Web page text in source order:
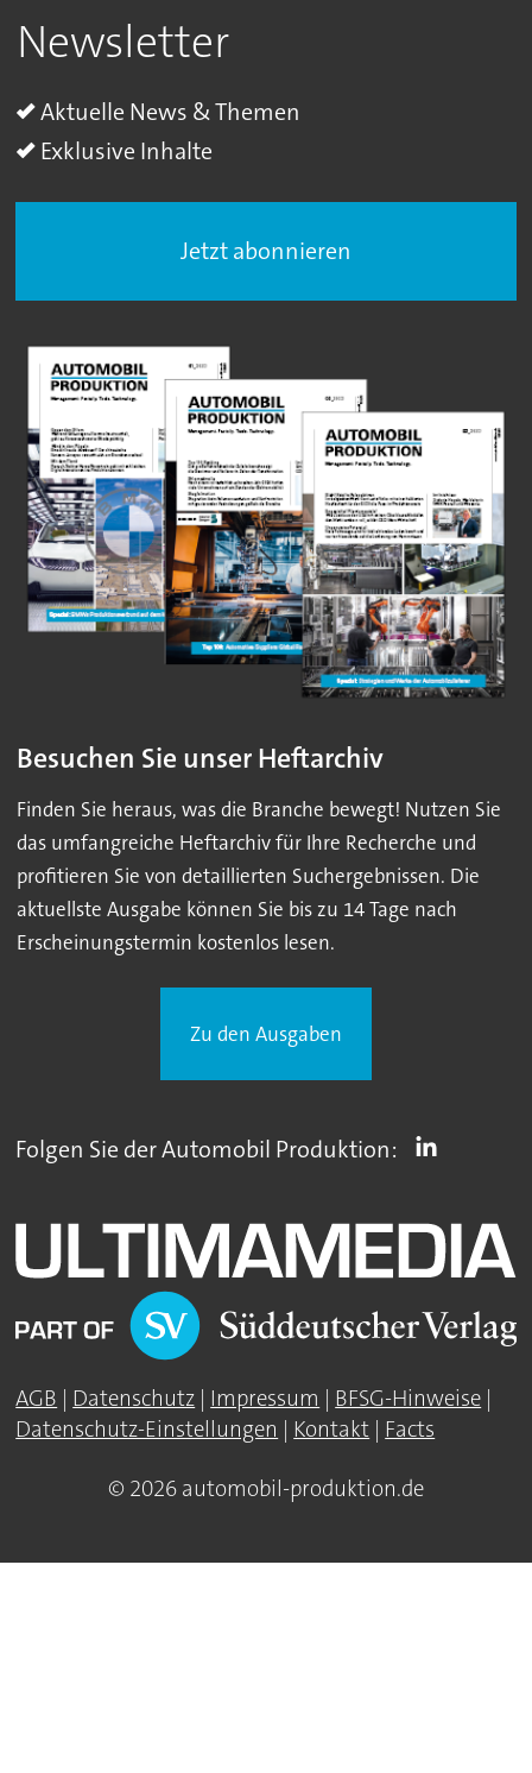
Newsletter
Aktuelle News & Themen
Exklusive Inhalte
Jetzt abonnieren
Besuchen Sie unser Heftarchiv
Finden Sie heraus, was die Branche bewegt! Nutzen Sie
das umfangreiche Heftarchiv für Ihre Recherche und
profitieren Sie von detaillierten Suchergebnissen. Die
aktuellste Ausgabe können Sie bis zu 14 Tage nach
Erscheinungstermin kostenlos lesen.
Zu den Ausgaben
Folgen Sie der Automobil Produktion:
AGB | Datenschutz | Impressum | BFSG-Hinweise |
Datenschutz-Einstellungen | Kontakt | Facts
© 2026 automobil-produktion.de